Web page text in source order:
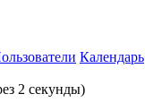
Календарь
2 секунды)